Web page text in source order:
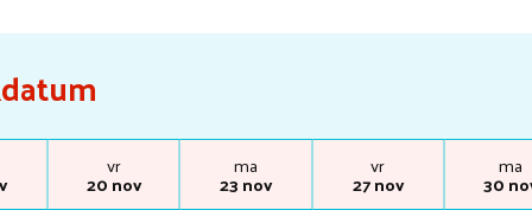
vr
20 nov
ma
23 nov
vr
27 nov
ma
30